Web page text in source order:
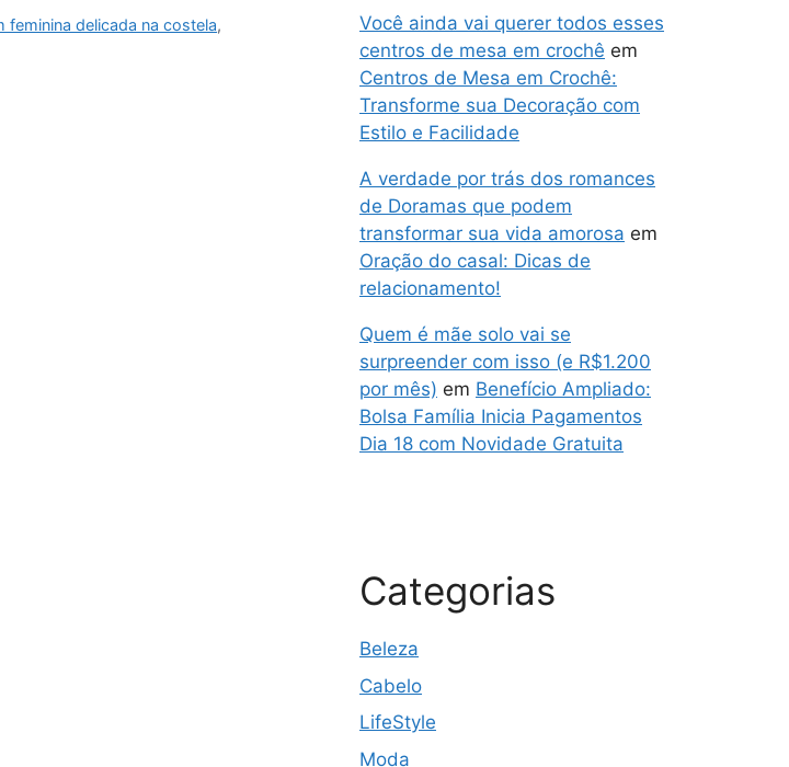
feminina delicada na costela,
Você ainda vai querer todos esses
centros de mesa em crochê em
Centros de Mesa em Crochê:
Transforme sua Decoração com
Estilo e Facilidade
A verdade por trás dos romances
de Doramas que podem
transformar sua vida amorosa em
Oração do casal: Dicas de
relacionamento!
Quem é mãe solo vai se
surpreender com isso (e R$1.200
por mês) em Benefício Ampliado:
Bolsa Família Inicia Pagamentos
Dia 18 com Novidade Gratuita
Categorias
Beleza
Cabelo
LifeStyle
Moda